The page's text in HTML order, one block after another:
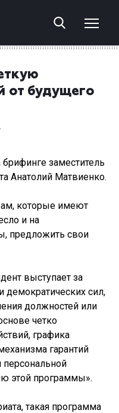
от будущего
заместитель
Анатолий Матвиенко.
которые имеют
и на
предложить свои
выступает за
демократических сил,
должностей или
четко
графика
гарантий
этой программы».
такая программа